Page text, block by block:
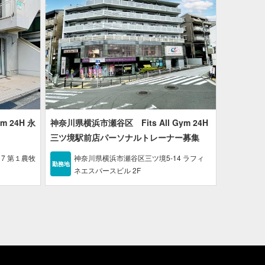
24H 永
第１農牧
神奈川県横浜市瀬谷区 Fits All Gym 24H
三ツ境駅前店パーソナルトレーナー募集
勤務地
神奈川県横浜市瀬谷区三ツ境5-14 ラフィ
ネエスパースビル 2F